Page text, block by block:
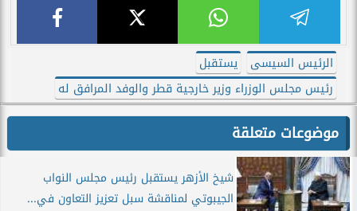
الرئيس السيسى
يستقبل
رئيس مجلس الوزراء وزير خارجية قطر والوفد المرافق له
موضوعات متعلقة
شيخ الأزهر يستقبل رئيس مجلس النواب
الجيبوتي لمناقشة سبل تعزيز التعاون في...